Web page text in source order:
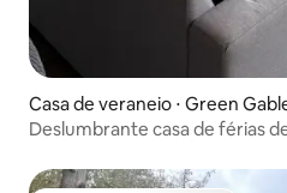
Casa de veraneio ⋅ Green
Deslumbrante casa de férias